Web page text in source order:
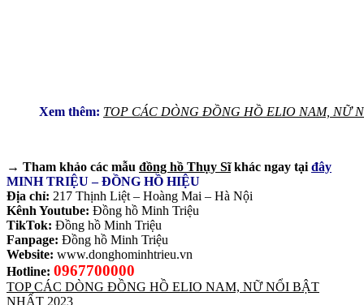
Xem thêm: TOP CÁC DÒNG ĐỒNG HỒ ELIO NAM, NỮ
→ Tham khảo các mẫu đồng hồ Thụy Sĩkhác ngay tại đây
MINH TRIỆU – ĐỒNG HỒ HIỆU
Địa chỉ: 217 Thịnh Liệt – Hoàng Mai – Hà Nội
Kênh Youtube: Đồng hồ Minh Triệu
TikTok: Đồng hồ Minh Triệu
Fanpage: Đồng hồ Minh Triệu
Website: www.donghominhtrieu.vn
Hotline: 0967700000
TOP CÁC DÒNG ĐỒNG HỒ ELIO NAM, NỮ NỔI BẬT
NHẤT 2023